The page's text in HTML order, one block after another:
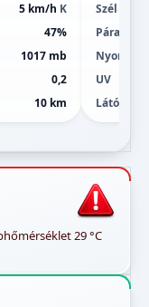
5 km/h K
47%
1017 mb
0,2
10 km
Szél
Páratart.
Nyomás
UV
Látótáv
29 °C